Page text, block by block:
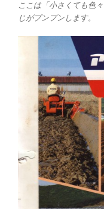
ここは「小さくても色
じがプンプンします。